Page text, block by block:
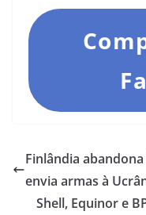
Finlândia
envia armas à
Shell, Equinor e